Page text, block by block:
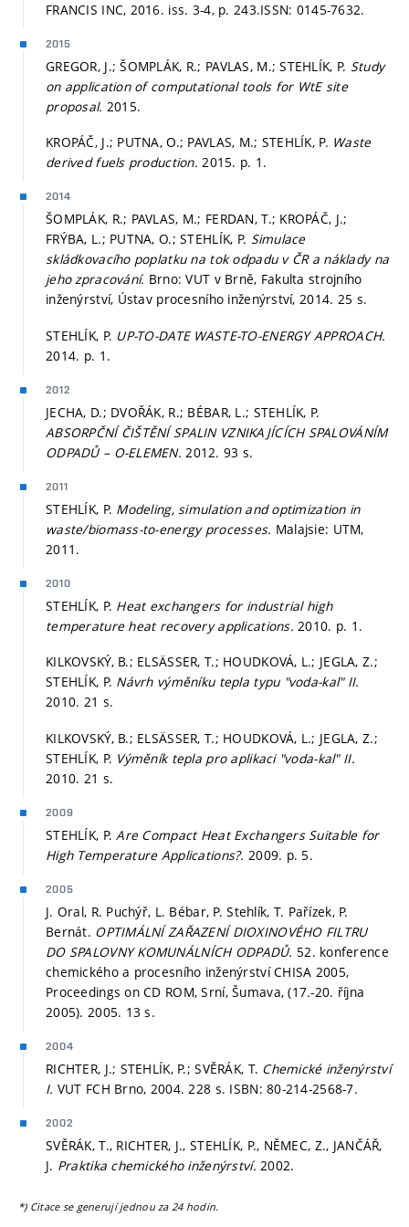
FRANCIS INC, 2016. iss. 3-4, p. 243.ISSN: 0145-7632.
2015
GREGOR, J.; ŠOMPLÁK, R.; PAVLAS, M.; STEHLÍK, P. Study
on application of computational tools for WtE site
proposal. 2015.
KROPÁČ, J.; PUTNA, O.; PAVLAS, M.; STEHLÍK, P. Waste
derived fuels production.2015. p. 1.
2014
ŠOMPLÁK, R.; PAVLAS, M.; FERDAN, T.; KROPÁČ, J.;
FRÝBA, L.; PUTNA, O.; STEHLÍK, P. Simulace
skládkovacího poplatku na tok odpadu v ČR a náklady na
jeho zpracování. Brno: VUT v Brně, Fakulta strojního
inženýrství, Ústav procesního inženýrství, 2014. 25 s.
STEHLÍK, P. UP-TO-DATE WASTE-TO-ENERGY APPROACH.
2014. p. 1.
2012
JECHA, D.; DVOŘÁK, R.; BÉBAR, L.; STEHLÍK, P.
ABSORPČNÍ ČIŠTĚNÍ SPALIN VZNIKAJÍCÍCH SPALOVÁNÍM
ODPADŮ – O-ELEMEN. 2012. 93 s.
2011
STEHLÍK, P. Modeling, simulation and optimization in
waste/biomass-to-energy processes. Malajsie: UTM,
2011.
2010
STEHLÍK, P. Heat exchangers for industrial high
temperature heat recovery applications. 2010. p. 1.
KILKOVSKÝ, B.; ELSÄSSER, T.; HOUDKOVÁ, L.; JEGLA, Z.;
STEHLÍK, P. Návrh výměníku tepla typu "voda-kal" II.
2010. 21 s.
KILKOVSKÝ, B.; ELSÄSSER, T.; HOUDKOVÁ, L.; JEGLA, Z.;
STEHLÍK, P. Výměník tepla pro aplikaci "voda-kal" II.
2010. 21 s.
2009
STEHLÍK, P.Are Compact Heat Exchangers Suitable for
High Temperature Applications?. 2009. p. 5.
2005
J. Oral, R. Puchýř, L. Bébar, P. Stehlík, T. Pařízek, P.
Bernát. OPTIMÁLNÍ ZAŘAZENÍ DIOXINOVÉHO FILTRU
DO SPALOVNY KOMUNÁLNÍCH ODPADŮ. 52. konference
chemického a procesního inženýrství CHISA 2005,
Proceedings on CD ROM, Srní, Šumava, (17.-20. října
2005). 2005. 13 s.
2004
RICHTER, J.; STEHLÍK, P.; SVĚRÁK, T. Chemické inženýrství
I. VUT FCH Brno, 2004. 228 s. ISBN: 80-214-2568-7.
2002
SVĚRÁK, T., RICHTER, J., STEHLÍK, P., NĚMEC, Z., JANČÁŘ,
J. Praktika chemického inženýrství. 2002.
*) Citace se generují jednou za 24 hodin.